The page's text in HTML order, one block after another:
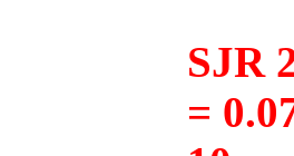
SJR
=